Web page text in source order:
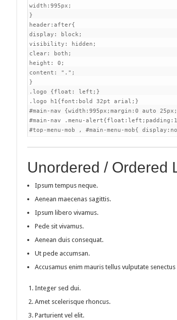
width:995px;
}
header:after{
display: block;
visibility: hidden;
clear: both;
height: 0;
content: ".";
}
.logo {float: left;}
.logo h1{font:bold 32pt arial;}
#main-nav {width:995px;margin:0 auto
#main-nav .menu-
#top-menu-mob , #main-menu-mob{
Unordered / Ordered
Ipsum tempus neque.
Aenean maecenas sagittis.
Ipsum libero vivamus.
Pede sit vivamus.
Aenean duis consequat.
Ut pede accumsan.
Accusamus enim mauris tellus vulputate
Integer sed dui.
Amet scelerisque rhoncus.
Parturient vel elit.